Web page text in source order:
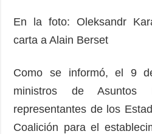
En la foto: Oleksandr
carta a Alain Berset
Como se informó, el 9
ministros de Asuntos
representantes de los
Coalición para el